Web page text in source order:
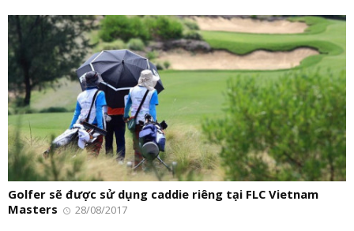
Golfer sẽ được sử dụng caddie riêng tại FLC Vietnam
Masters
28/08/2017